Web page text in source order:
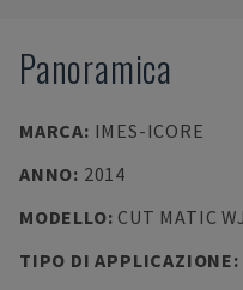
Panoramica
MARCA: IMES-ICORE
ANNO: 2014
MODELLO: CUT MATIC
TIPO DI APPLICAZIONE: